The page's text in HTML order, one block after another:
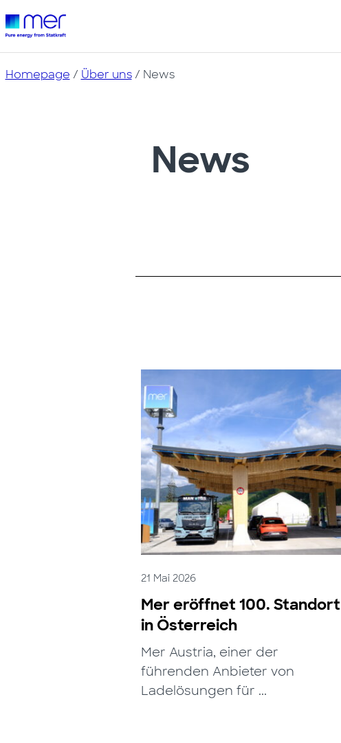
Homepage / Über uns/ News
News
21 Mai 2026
Mer eröffnet 100. Standort
in Österreich
Mer Austria, einer der
führenden Anbieter von
Ladelösungen für ...